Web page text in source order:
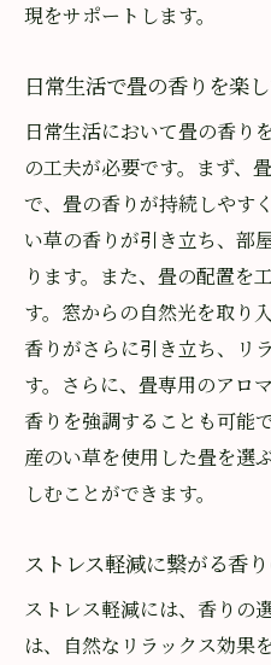
現をサポートします。
日常生活で畳の香りを楽
日常生活において畳の香り
の工夫が必要です。まず、
で、畳の香りが持続しやす
い草の香りが引き立ち、部
ります。また、畳の配置を
す。窓からの自然光を取り
香りがさらに引き立ち、リ
す。さらに、畳専用のアロ
香りを強調することも可能
産のい草を使用した畳を選
しむことができます。
ストレス軽減に繋がる香
ストレス軽減には、香りの
は、自然なリラックス効果